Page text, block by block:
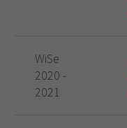
WiSe
2020 -
2021